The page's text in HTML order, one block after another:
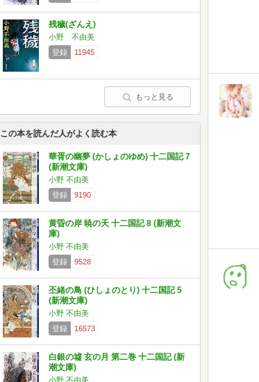
残穢(ざんえ)
小野 不由美
登録
11945
もっと見る
この本を読んだ人がよく読む本
華胥の幽夢 (かしょのゆめ) 十二国記 7
(新潮文庫)
小野 不由美
登録
9190
黄昏の岸 暁の天 十二国記 8 (新潮文
庫)
小野 不由美
登録
9528
丕緒の鳥 (ひしょのとり) 十二国記 5
(新潮文庫)
小野 不由美
登録
16573
白銀の墟 玄の月 第二巻 十二国記 (新
潮文庫)
小野 不由美